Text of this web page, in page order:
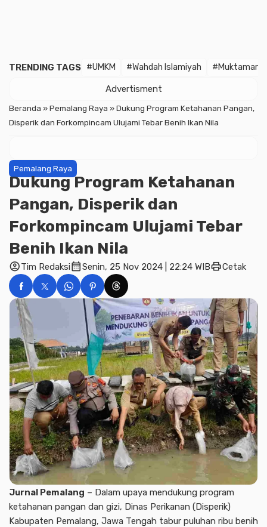
TRENDING TAGS #UMKM #Wahdah Islamiyah #Muktamar
Advertisment
Beranda »Pemalang Raya »Dukung Program Ketahanan Pangan,
Disperik dan Forkompincam Ulujami Tebar Benih Ikan Nila
Pemalang Raya
Dukung Program Ketahanan
Pangan, Disperik dan
Forkompincam Ulujami Tebar
Benih Ikan Nila
account_circleTim Redaksicalendar_monthSenin, 25 Nov 2024 | 22:24 WIBprintCetak
Jurnal Pemalang – Dalam upaya mendukung program
ketahanan pangan dan gizi, Dinas Perikanan (Disperik)
Kabupaten Pemalang, Jawa Tengah tabur puluhan ribu benih